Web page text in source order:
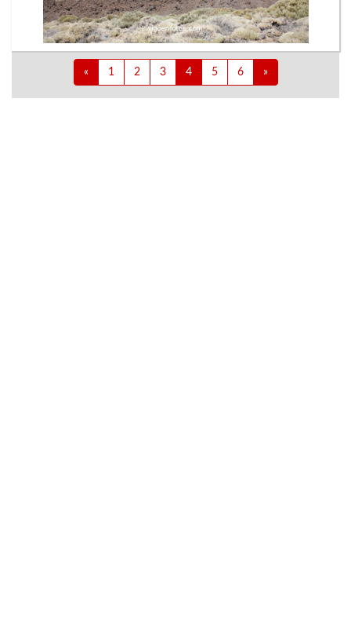
« 1 2 3 4 5 6 »